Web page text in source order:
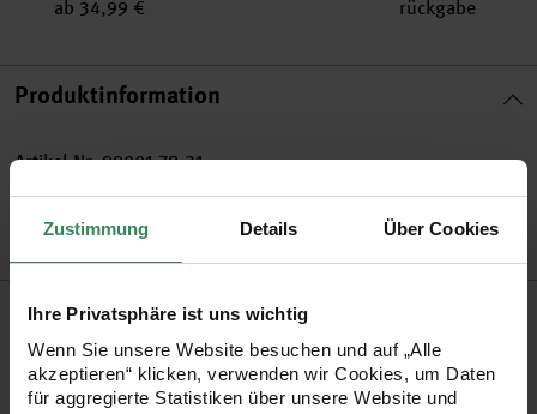
Zustimmung Details Über Cookies
Ihre Privatsphäre ist uns wichtig
Wenn Sie unsere Website besuchen und auf „Alle
akzeptieren“ klicken, verwenden wir Cookies, um Daten
für aggregierte Statistiken über unsere Website und
ab 34,99 €
rückgabe
Produktinformation
Artikel-Nr.99001.78.21
Bestell-Nr.3232897
Produktbeschreibung
Super cooles Stempelset mit Motiven zum Thema Liebe. Mit
Stempeln ganz einfach Gruß-, Einladungs- und Tischkarten